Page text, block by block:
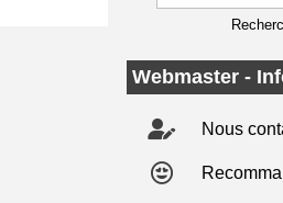
Webmaster -
Nous